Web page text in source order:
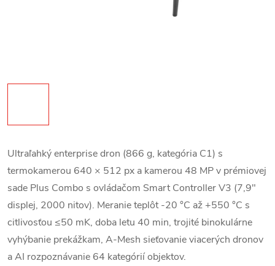
Ultraľahký enterprise dron (866 g, kategória C1) s
termokamerou 640 × 512 px a kamerou 48 MP v prémiovej
sade Plus Combo s ovládačom Smart Controller V3 (7,9"
displej, 2000 nitov). Meranie teplôt -20 °C až +550 °C s
citlivosťou ≤50 mK, doba letu 40 min, trojité binokulárne
vyhýbanie prekážkam, A-Mesh sieťovanie viacerých dronov
a AI rozpoznávanie 64 kategórií objektov.